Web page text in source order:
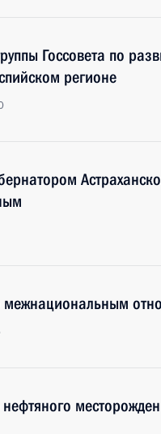
Госсовета по
регионе
межнациональным